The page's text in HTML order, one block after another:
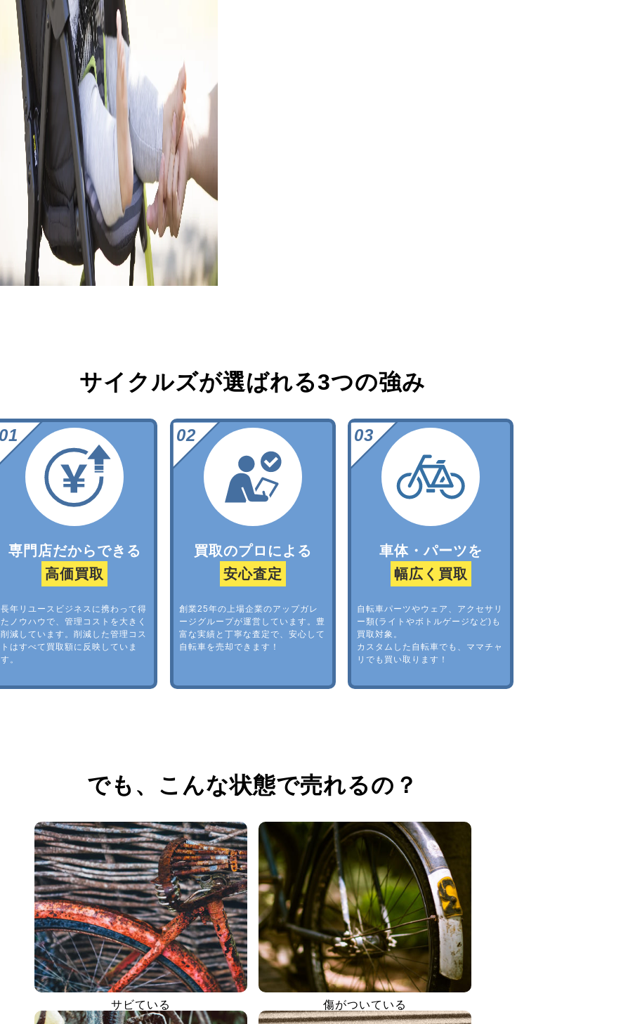
サイクルズが選ばれる3つの強み
専門店だからできる
高価買取
長年リユースビジネスに携わって得
たノウハウで、管理コストを大きく
削減しています。削減した管理コス
トはすべて買取額に反映していま
す。
買取のプロによる
安心査定
創業25年の上場企業のアップガレ
ージグループが運営しています。豊
富な実績と丁寧な査定で、安心して
自転車を売却できます！
車体・パーツを
幅広く買取
自転車パーツやウェア、アクセサリ
ー類(ライトやボトルゲージなど)も
買取対象。
カスタムした自転車でも、ママチャ
リでも買い取ります！
でも、 こんな状態で売れるの？
サビている 傷がついている